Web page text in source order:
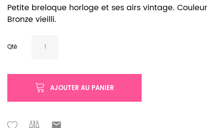
Petite breloque horloge et ses airs vintage. Couleur
Bronze vieilli.
Qté
AJOUTER AU PANIER